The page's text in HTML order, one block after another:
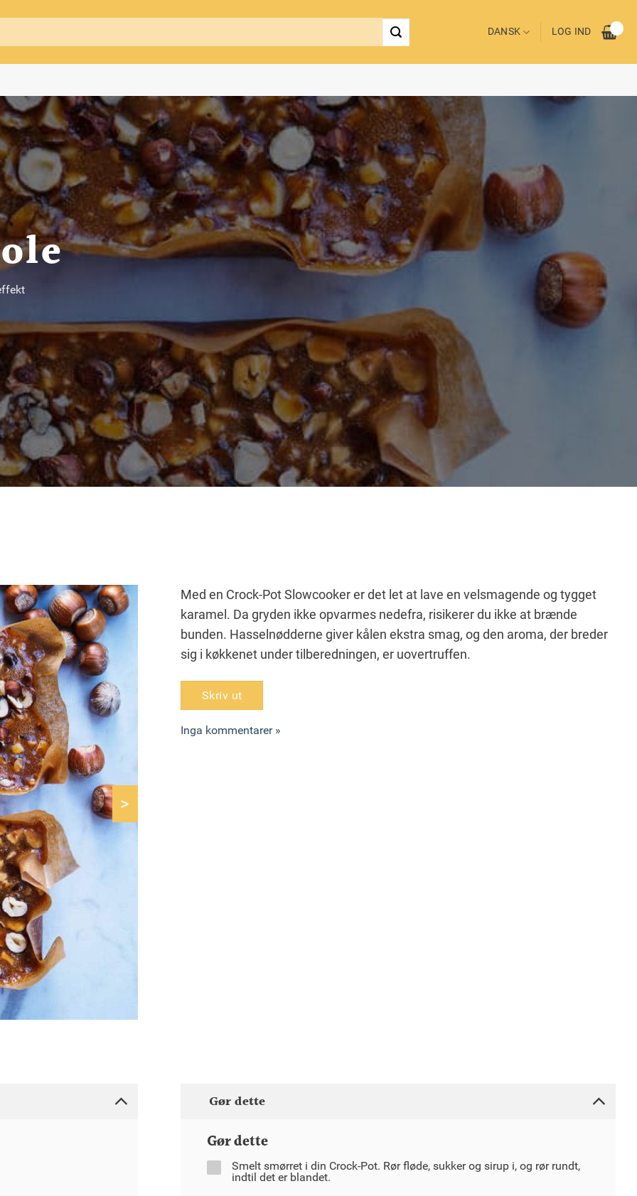
DANSK LOG IND
>
Med en Crock-Pot Slowcooker er det let at lave en velsmagende og tygget
karamel. Da gryden ikke opvarmes nedefra, risikerer du ikke at brænde
bunden. Hasselnødderne giver kålen ekstra smag, og den aroma, der breder
sig i køkkenet under tilberedningen, er uovertruffen.
Skriv ut
Inga kommentarer »
Gør dette
Gør dette
Smelt smørret i din Crock-Pot. Rør fløde, sukker og sirup i, og rør rundt,
indtil det er blandet.